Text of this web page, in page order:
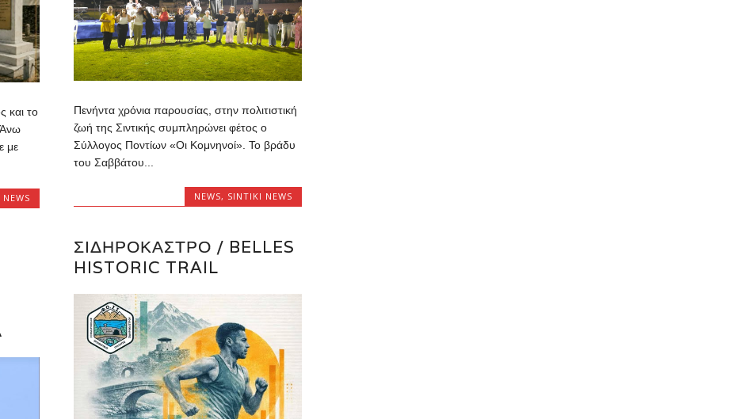
και το
Άνω
με
Πενήντα χρόνια παρουσίας, στην πολιτιστική
ζωή της Σιντικής συμπληρώνει φέτος ο
Σύλλογος Ποντίων «Οι Κομνηνοί». Το βράδυ
του Σαββάτου...
NEWS, SINTIKI NEWS
ΣΙΔΗΡΌΚΑΣΤΡΟ / BELLES
HISTORIC TRAIL